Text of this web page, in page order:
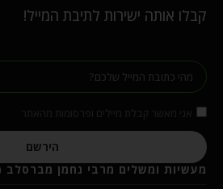
קבלו אותה ישירות לתיבת המייל!
הירשם
מעשיות ומשלים מרבי נחמן מברסלב